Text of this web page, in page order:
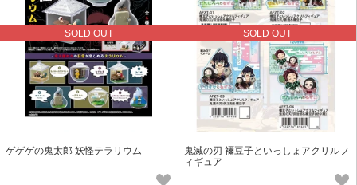
SOLD OUT
ゲゲゲの鬼太郎 妖怪テラリウム
SOLD OUT
鬼滅の刃 禰豆子といっしょアクリルフ
ィギュア